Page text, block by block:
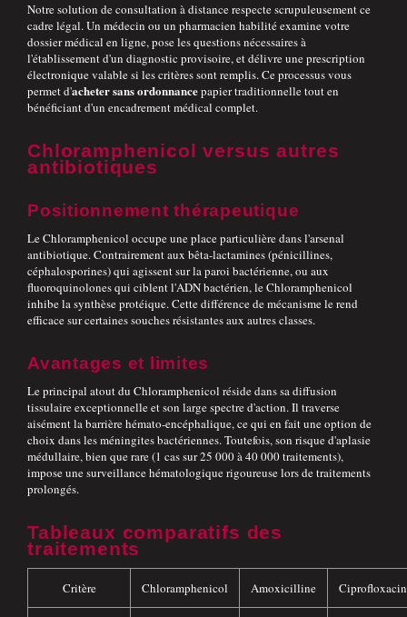
Notre solution de consultation à distance respecte scrupuleusement ce
cadre légal. Un médecin ou un pharmacien habilité examine votre
dossier médical en ligne, pose les questions nécessaires à
l'établissement d'un diagnostic provisoire, et délivre une prescription
électronique valable si les critères sont remplis. Ce processus vous
permet d'acheter sans ordonnancepapier traditionnelle tout en
bénéficiant d'un encadrement médical complet.
Chloramphenicol versus autres
antibiotiques
Positionnement thérapeutique
Le Chloramphenicol occupe une place particulière dans l'arsenal
antibiotique. Contrairement aux bêta-lactamines (pénicillines,
céphalosporines) qui agissent sur la paroi bactérienne, ou aux
fluoroquinolones qui ciblent l'ADN bactérien, le Chloramphenicol
inhibe la synthèse protéique. Cette différence de mécanisme le rend
efficace sur certaines souches résistantes aux autres classes.
Avantages et limites
Le principal atout du Chloramphenicol réside dans sa diffusion
tissulaire exceptionnelle et son large spectre d'action. Il traverse
aisément la barrière hémato-encéphalique, ce qui en fait une option de
choix dans les méningites bactériennes. Toutefois, son risque d'aplasie
médullaire, bien que rare (1 cas sur 25 000 à 40 000 traitements),
impose une surveillance hématologique rigoureuse lors de traitements
prolongés.
Tableaux comparatifs des
traitements
Critère Chloramphenicol Amoxicilline